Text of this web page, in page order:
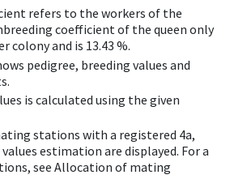
refers to the workers of the
coefficient of the queen only
colony and is 13.43 %.
pedigree, breeding values and
is calculated using the given
stations with a registered 4a,
estimation are displayed. For a
see Allocation of mating